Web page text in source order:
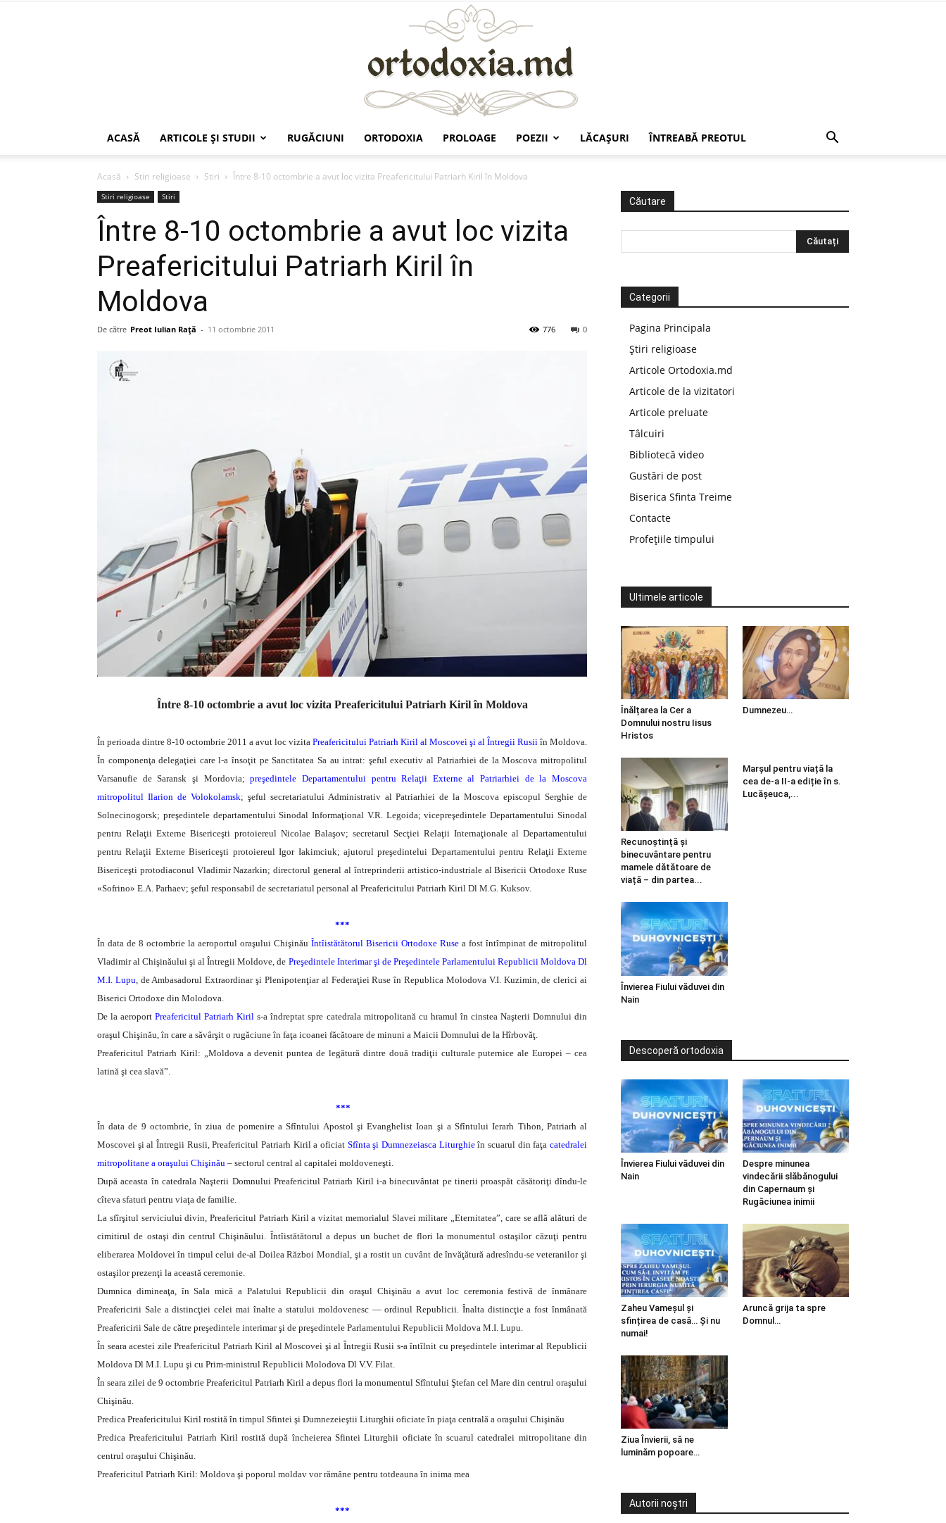
ACASĂ ARTICOLE ŞI STUDII RUGĂCIUNI ORTODOXIA PROLOAGE POEZII LĂCAŞURI ÎNTREABĂ PREOTUL
Acasă Stiri religioase Stiri Între 8-10 octombrie a avut loc vizita Preafericitului Patriarh Kiril în Moldova
Stiri religioase Stiri
Între 8-10 octombrie a avut loc vizita
Preafericitului Patriarh Kiril în
Moldova
De către Preot Iulian Raţă - 11 octombrie 2011 0
776
Între 8-10 octombrie a avut loc vizita Preafericitului Patriarh Kiril în Moldova
În perioada dintre 8-10 octombrie 2011 a avut loc vizita Preafericitului Patriarh Kiril al Moscovei şi al Întregii Rusii în Moldova.
În componenţa delegaţiei care l-a însoţit pe Sanctitatea Sa au intrat: şeful executiv al Patriarhiei de la Moscova mitropolitul
Varsanufie de Saransk şi Mordovia;preşedintele Departamentului pentru Relaţii Externe al Patriarhiei de la Moscova
mitropolitul Ilarion de Volokolamsk; şeful secretariatului Administrativ al Patriarhiei de la Moscova episcopul Serghie de
Solnecinogorsk; preşedintele departamentului Sinodal Informaţional V.R. Legoida; vicepreşedintele Departamentului Sinodal
pentru Relaţii Externe Bisericeşti protoiereul Nicolae Balaşov; secretarul Secţiei Relaţii Internaţionale al Departamentului
pentru Relaţii Externe Bisericeşti protoiereul Igor Iakimciuk; ajutorul preşedintelui Departamentului pentru Relaţii Externe
Bisericeşti protodiaconul Vladimir Nazarkin; directorul general al întreprinderii artistico-industriale al Bisericii Ortodoxe Ruse
«Sofrino» E.A. Parhaev; şeful responsabil de secretariatul personal al Preafericitului Patriarh Kiril Dl M.G. Kuksov.
***
În data de 8 octombrie la aeroportul oraşului Chişinău Întîistătătorul Bisericii Ortodoxe Ruse a fost întîmpinat de mitropolitul
Vladimir al Chişinăului şi al Întregii Moldove, de Preşedintele Interimar şi de Preşedintele Parlamentului Republicii Moldova Dl
M.I. Lupu, de Ambasadorul Extraordinar şi Plenipotenţiar al Federaţiei Ruse în Republica Molodova V.I. Kuzimin, de clerici ai
Biserici Ortodoxe din Molodova.
De la aeroportPreafericitul Patriarh Kiril s-a îndreptat spre catedrala mitropolitană cu hramul în cinstea Naşterii Domnului din
oraşul Chişinău, în care a săvârşit o rugăciune în faţa icoanei făcătoare de minuni a Maicii Domnului de la Hîrbovăţ.
Preafericitul Patriarh Kiril: „Moldova a devenit puntea de legătură dintre două tradiţii culturale puternice ale Europei – cea
latină şi cea slavă”.
***
În data de 9 octombrie, în ziua de pomenire a Sfîntului Apostol şi Evanghelist Ioan şi a Sfîntului Ierarh Tihon, Patriarh al
Moscovei şi al Întregii Rusii, Preafericitul Patriarh Kiril a oficiat Sfînta şi Dumnezeiasca Liturghieîn scuarul din faţacatedralei
mitropolitane a oraşului Chişinău – sectorul central al capitalei moldoveneşti.
După aceasta în catedrala Naşterii Domnului Preafericitul Patriarh Kiril i-a binecuvântat pe tinerii proaspăt căsătoriţi dîndu-le
cîteva sfaturi pentru viaţa de familie.
La sfîrşitul serviciului divin, Preafericitul Patriarh Kiril a vizitat memorialul Slavei militare „Eternitatea”, care se află alături de
cimitirul de ostaşi din centrul Chişinăului. Întîistătătorul a depus un buchet de flori la monumentul ostaşilor căzuţi pentru
eliberarea Moldovei în timpul celui de-al Doilea Război Mondial, şi a rostit un cuvânt de învăţătură adresîndu-se veteranilor şi
ostaşilor prezenţi la această ceremonie.
Dumnica dimineaţa, în Sala mică a Palatului Republicii din oraşul Chişinău a avut loc ceremonia festivă de înmânare
Preafericirii Sale a distincţiei celei mai înalte a statului moldovenesc — ordinul Republicii. Înalta distincţie a fost înmânată
Preafericirii Sale de către preşedintele interimar şi de preşedintele Parlamentului Republicii Moldova M.I. Lupu.
În seara acestei zile Preafericitul Patriarh Kiril al Moscovei şi al Întregii Rusii s-a întîlnit cu preşedintele interimar al Republicii
Moldova Dl M.I. Lupu şi cu Prim-ministrul Republicii Molodova Dl V.V. Filat.
În seara zilei de 9 octombrie Preafericitul Patriarh Kiril a depus flori la monumentul Sfîntului Ştefan cel Mare din centrul oraşului
Chişinău.
Predica Preafericitului Kiril rostită în timpul Sfintei şi Dumnezeieştii Liturghii oficiate în piaţa centrală a oraşului Chişinău
Predica Preafericitului Patriarh Kiril rostită după încheierea Sfintei Liturghii oficiate în scuarul catedralei mitropolitane din
centrul oraşului Chişinău.
Preafericitul Patriarh Kiril: Moldova şi poporul moldav vor rămâne pentru totdeauna în inima mea
***
Căutare
Categorii
Pagina Principala
Știri religioase
Articole Ortodoxia.md
Articole de la vizitatori
Articole preluate
Tâlcuiri
Bibliotecă video
Gustări de post
Biserica Sfinta Treime
Contacte
Profețiile timpului
Ultimele articole
Înălțarea la Cer a
Domnului nostru Iisus
Hristos
Dumnezeu…
Recunoștință și
binecuvântare pentru
mamele dătătoare de
viață – din partea...
Marșul pentru viață la
cea de-a II-a ediție în s.
Lucășeuca,...
Învierea Fiului văduvei din
Nain
Descoperă ortodoxia
Învierea Fiului văduvei din
Nain
Despre minunea
vindecării slăbănogului
din Capernaum și
Rugăciunea inimii
Zaheu Vameșul și
sfințirea de casă… Și nu
numai!
Aruncă grija ta spre
Domnul…
Ziua Învierii, să ne
luminăm popoare…
Autorii noștri